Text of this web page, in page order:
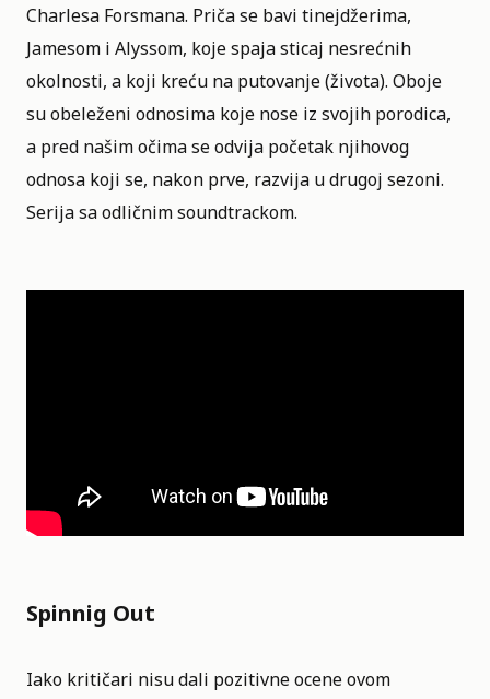
Charlesa Forsmana. Priča se bavi tinejdžerima,
Jamesom i Alyssom, koje spaja sticaj nesrećnih
okolnosti, a koji kreću na putovanje (života). Oboje
su obeleženi odnosima koje nose iz svojih porodica,
a pred našim očima se odvija početak njihovog
odnosa koji se, nakon prve, razvija u drugoj sezoni.
Serija sa odličnim soundtrackom.
Spinnig Out
Iako kritičari nisu dali pozitivne ocene ovom